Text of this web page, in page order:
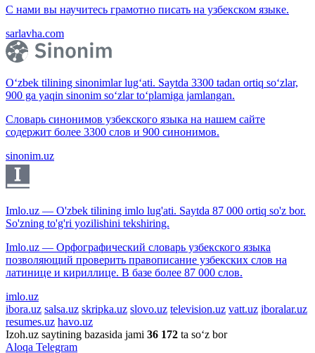
С нами вы научитесь грамотно писать на узбекском языке.
sarlavha.com
O‘zbek tilining sinonimlar lug‘ati. Saytda 3300 tadan ortiq so‘zlar,
900 ga yaqin sinonim so‘zlar to‘plamiga jamlangan.
Словарь синонимов узбекского языка на нашем сайте
содержит более 3300 слов и 900 синонимов.
sinonim.uz
Imlo.uz — O'zbek tilining imlo lug'ati. Saytda 87 000 ortiq so'z bor.
So'zning to'g'ri yozilishini tekshiring.
Imlo.uz — Орфографический словарь узбекского языка
позволяющий проверить правописание узбекских слов на
латинице и кириллице. В базе более 87 000 слов.
imlo.uz
ibora.uz salsa.uz skripka.uz slovo.uz television.uz vatt.uz iboralar.uz
resumes.uz havo.uz
Izoh.uz saytining bazasida jami 36 172 ta so‘z bor
Aloqa Telegram